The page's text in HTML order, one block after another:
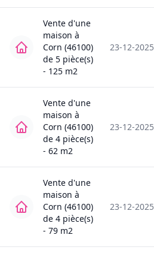
Vente d'une
maison à
Corn (46100)
de 5 pièce(s)
- 125 m2
23-12-2025
Vente d'une
maison à
Corn (46100)
de 4 pièce(s)
- 62 m2
23-12-2025
Vente d'une
maison à
Corn (46100)
de 4 pièce(s)
- 79 m2
23-12-2025